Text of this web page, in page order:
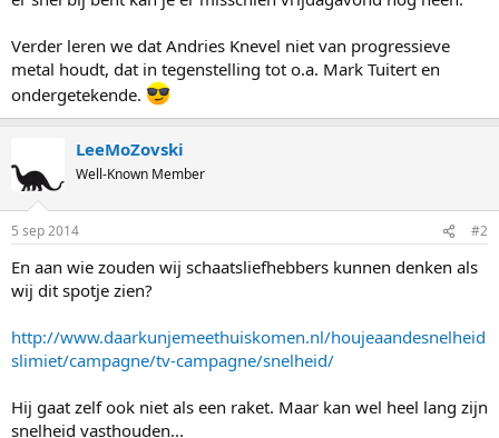
Verder leren we dat Andries Knevel niet van progressieve
metal houdt, dat in tegenstelling tot o.a. Mark Tuitert en
ondergetekende.
LeeMoZovski
Well-Known Member
5 sep 2014 #2
En aan wie zouden wij schaatsliefhebbers kunnen denken als
wij dit spotje zien?
http://www.daarkunjemeethuiskomen.nl/houjeaandesnelheid
slimiet/campagne/tv-campagne/snelheid/
Hij gaat zelf ook niet als een raket. Maar kan wel heel lang zijn
snelheid vasthouden...